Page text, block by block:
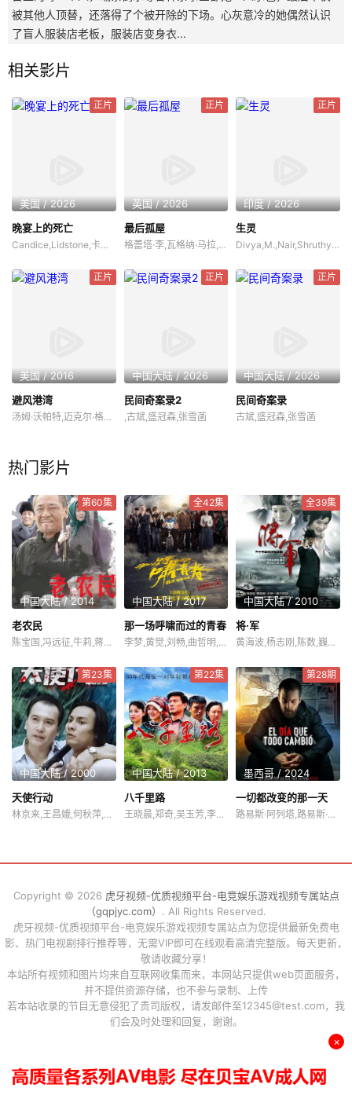
被其他人顶替，还落得了个被开除的下场。心灰意冷的她偶然认识
了盲人服装店老板，服装店变身衣...
相关影片
正片
美国 / 2026
晚宴上的死亡
Candice,Lidstone,卡梅伦·布罗德,马克·戴,Eden,Broda,Bryce,Wynter,玛蒂娜·奥尔蒂斯·路易斯,阿娜娜·里德瓦尔德,阮朴生,Jon,Welch,
正片
英国 / 2026
最后孤屋
格蕾塔·李,瓦格纳·马拉,西德·爱德华兹,
正片
印度 / 2026
生灵
Divya,M.,Nair,Shruthy,Menon,苏迪普,赛亚米·凯尔,罗尚·马修,维诺德·萨加尔
正片
美国 / 2016
避风港湾
汤姆·沃帕特,迈克尔·格兰特
正片
中国大陆 / 2026
民间奇案录2
,古斌,盛冠森,张雪菡
正片
中国大陆 / 2026
民间奇案录
古斌,盛冠森,张雪菡
热门影片
第60集
中国大陆 / 2014
老农民
陈宝国,冯远征,牛莉,蒋欣,梁林琳,任帅,刘敏,霍亚明,舒耀瑄,刘向京,冯国强,白志迪,陈月末,林一霆
全42集
中国大陆 / 2017
那一场呼啸而过的青春
李梦,黄觉,刘畅,曲哲明,卜冠今,陶为,宫晓瑄,李正彦琦,梅树森
全39集
中国大陆 / 2010
将·军
黄海波,杨志刚,陈数,巍子,江柏萱
第23集
中国大陆 / 2000
天使行动
林京来,王昌娥,何秋萍,何思融,姜昕言
第22集
中国大陆 / 2013
八千里路
王晓晨,郑奇,吴玉芳,李明,晨梓妍
第28期
墨西哥 / 2024
一切都改变的那一天
路易斯·阿列塔,路易斯·阿尔贝蒂,加布里埃拉·卡托尔
×
Copyright © 2026 虎牙视频-优质视频平台-电竞娱乐游戏视频专属站点
（gqpjyc.com） . All Rights Reserved.
虎牙视频-优质视频平台-电竞娱乐游戏视频专属站点为您提供最新免费电
影、热门电视剧排行推荐等，无需VIP即可在线观看高清完整版。每天更新，
敬请收藏分享！
本站所有视频和图片均来自互联网收集而来，本网站只提供web页面服务，
并不提供资源存储，也不参与录制、上传
若本站收录的节目无意侵犯了贵司版权，请发邮件至12345@test.com，我
们会及时处理和回复，谢谢。